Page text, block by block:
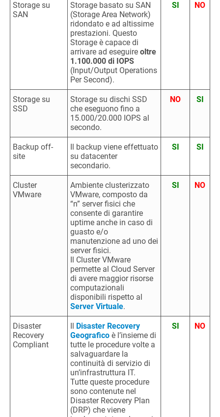
Storage su
SAN
Storage basato su SAN
(Storage Area Network)
ridondato e ad altissime
prestazioni. Questo
Storage è capace di
arrivare ad eseguire oltre
1.100.000 di IOPS
(Input/Output Operations
Per Second).
SI NO
Storage su
SSD
Storage su dischi SSD
che eseguono fino a
15.000/20.000 IOPS al
secondo.
NO SI
Backup off-
site
Il backup viene effettuato
su datacenter
secondario.
SI SI
Cluster
VMware
Ambiente clusterizzato
VMware, composto da
“n” server fisici che
consente di garantire
uptime anche in caso di
guasto e/o
manutenzione ad uno dei
server fisici.
Il Cluster VMware
permette al Cloud Server
di avere maggior risorse
computazionali
disponibili rispetto al
Server Virtuale.
SI NO
Disaster
Recovery
Compliant
Il Disaster Recovery
Geografico è l’insieme di
tutte le procedure volte a
salvaguardare la
continuità di servizio di
un’infrastruttura IT.
Tutte queste procedure
sono contenute nel
Disaster Recovery Plan
(DRP) che viene
SI NO